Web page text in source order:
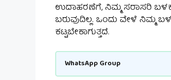
ಉದಾಹರಣೆಗೆ, ನಿಮ್ಮ ಸರಾಸರಿ
ಬರುವುದಿಲ್ಲ. ಒಂದು ವೇಳೆ
ಕಟ್ಟಬೇಕಾಗುತ್ತದೆ.
WhatsApp Group